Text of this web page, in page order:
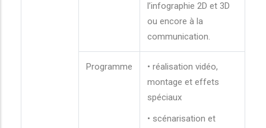
l’infographie 2D et 3D
ou encore à la
communication.
Programme
• réalisation vidéo,
montage et effets
spéciaux
• scénarisation et